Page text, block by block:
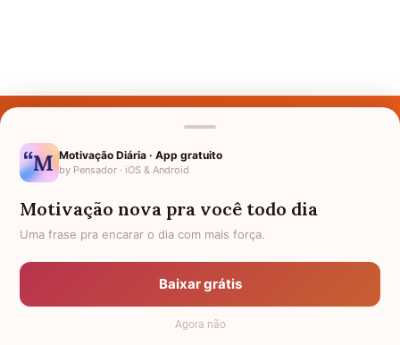
Nomes pelo Mundo
Política de Privacidade
Anuncie
Termos de Uso
Motivação Diária · App gratuito
by Pensador · iOS & Android
Motivação nova pra você todo dia
Uma frase pra encarar o dia com mais força.
Baixar grátis
Agora não